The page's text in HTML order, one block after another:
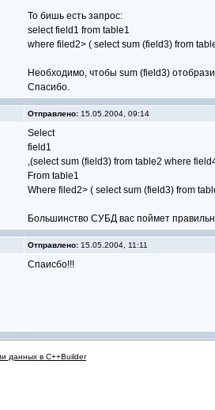
То бишь есть запрос:
select field1 from table1
where filed2> ( select sum (field3) from
Необходимо, чтобы sum (field3)
Спасибо.
Отправлено: 15.05.2004, 09:14
Select
field1
,(select sum (field3) from table2 where
From table1
Where filed2> ( select sum (field3) from
Большинство СУБД вас поймет
Отправлено: 15.05.2004, 11:11
Спаисбо!!!
данных в C++Builder